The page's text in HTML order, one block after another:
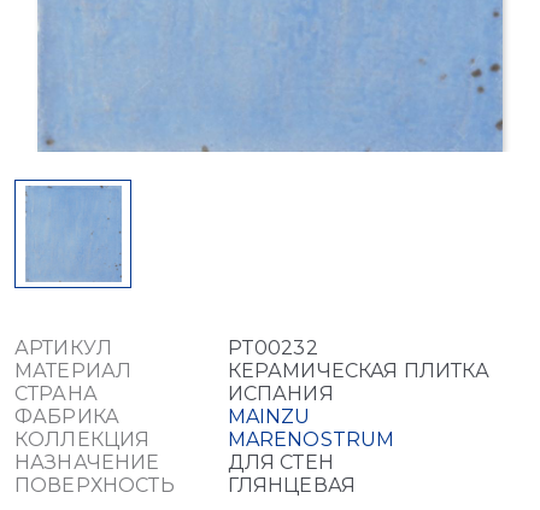
АРТИКУЛ
PT00232
МАТЕРИАЛ
КЕРАМИЧЕСКАЯ ПЛИТКА
СТРАНА
ИСПАНИЯ
ФАБРИКА
MAINZU
КОЛЛЕКЦИЯ
MARENOSTRUM
НАЗНАЧЕНИЕ
ДЛЯ СТЕН
ПОВЕРХНОСТЬ
ГЛЯНЦЕВАЯ